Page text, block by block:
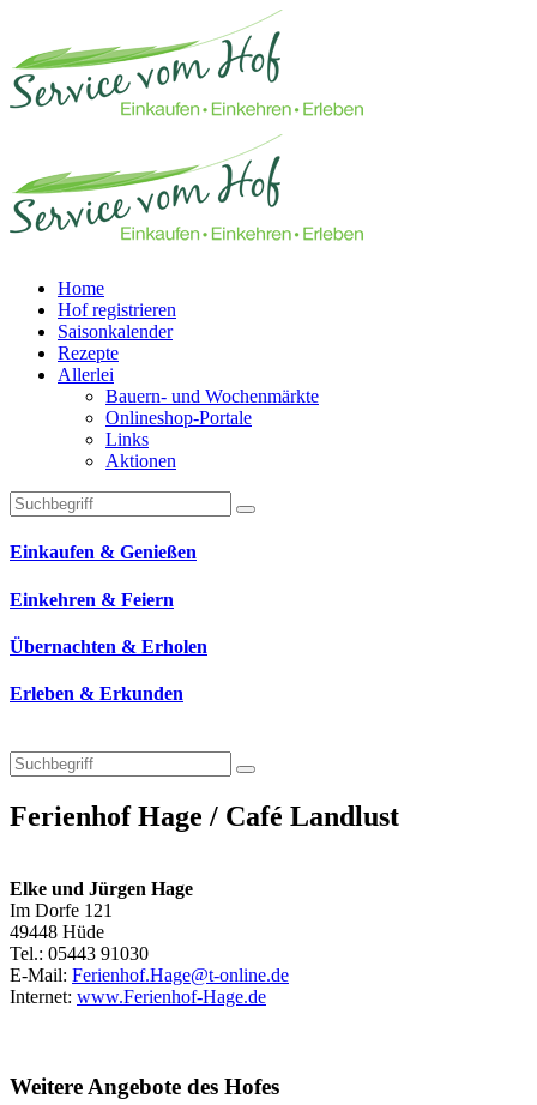
Home
Hof registrieren
Saisonkalender
Rezepte
Allerlei
Bauern- und Wochenmärkte
Onlineshop-Portale
Links
Aktionen
Technisches Feld: Suchfeld
Technisches Feld: Suchbutton
Suche absenden
Einkaufen & Genießen
Einkehren & Feiern
Übernachten & Erholen
Erleben & Erkunden
Ferienhof Hage / Café Landlust
Elke und Jürgen Hage
Im Dorfe 121
49448 Hüde
Tel.: 05443 91030
E-Mail: Ferienhof.Hage@t-online.de
Internet: www.Ferienhof-Hage.de
Weitere Angebote des Hofes